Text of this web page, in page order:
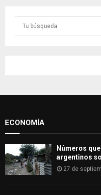
o
ECONOMÍA
Números
argentinos
27 de